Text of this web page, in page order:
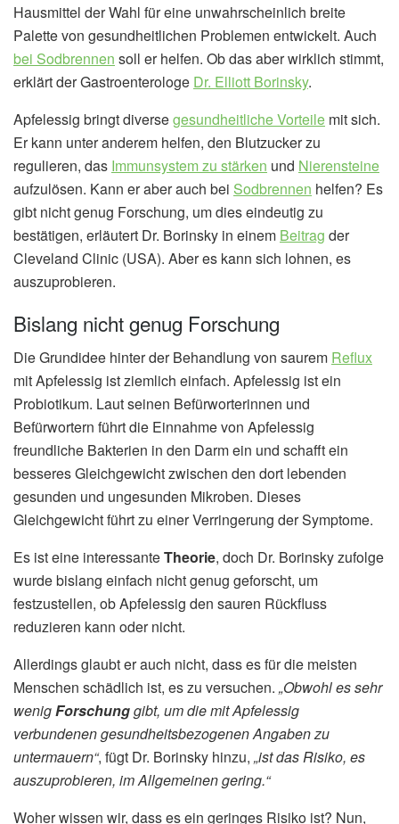
Hausmittel der Wahl für eine unwahrscheinlich breite
Palette von gesundheitlichen Problemen entwickelt. Auch
bei Sodbrennen soll er helfen. Ob das aber wirklich stimmt,
erklärt der Gastroenterologe Dr. Elliott Borinsky.
Apfelessig bringt diversegesundheitliche Vorteile mit sich.
Er kann unter anderem helfen, den Blutzucker zu
regulieren, das Immunsystem zu stärken und Nierensteine
aufzulösen. Kann er aber auch bei Sodbrennen helfen? Es
gibt nicht genug Forschung, um dies eindeutig zu
bestätigen, erläutert Dr. Borinsky in einem Beitrag der
Cleveland Clinic (USA). Aber es kann sich lohnen, es
auszuprobieren.
Bislang nicht genug Forschung
Die Grundidee hinter der Behandlung von saurem Reflux
mit Apfelessig ist ziemlich einfach. Apfelessig ist ein
Probiotikum. Laut seinen Befürworterinnen und
Befürwortern führt die Einnahme von Apfelessig
freundliche Bakterien in den Darm ein und schafft ein
besseres Gleichgewicht zwischen den dort lebenden
gesunden und ungesunden Mikroben. Dieses
Gleichgewicht führt zu einer Verringerung der Symptome.
Es ist eine interessanteTheorie, doch Dr. Borinsky zufolge
wurde bislang einfach nicht genug geforscht, um
festzustellen, ob Apfelessig den sauren Rückfluss
reduzieren kann oder nicht.
Allerdings glaubt er auch nicht, dass es für die meisten
Menschen schädlich ist, es zu versuchen. „Obwohl es sehr
wenigForschunggibt, um die mit Apfelessig
verbundenen gesundheitsbezogenen Angaben zu
untermauern“, fügt Dr. Borinsky hinzu, „ist das Risiko, es
auszuprobieren, im Allgemeinen gering.“
Woher wissen wir, dass es ein geringes Risiko ist? Nun,